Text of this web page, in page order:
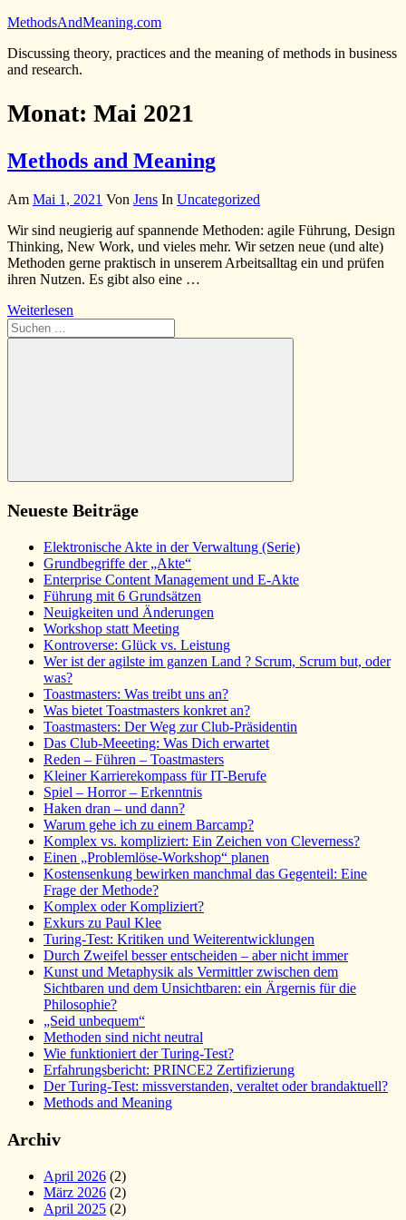
Zum
springen
MethodsAndMeaning.com
Discussing theory, practices and the meaning of methods in business
and research.
Monat: Mai 2021
Methods and Meaning
Am Mai 1, 2021 Von Jens In Uncategorized
Wir sind neugierig auf spannende Methoden: agile Führung, Design
Thinking, New Work, und vieles mehr. Wir setzen neue (und alte)
Methoden gerne praktisch in unserem Arbeitsalltag ein und prüfen
ihren Nutzen. Es gibt also eine …
Weiterlesen
Suchen
nach:
Suchen
Neueste Beiträge
Elektronische Akte in der Verwaltung (Serie)
Grundbegriffe der „Akte“
Enterprise Content Management und E-Akte
Führung mit 6 Grundsätzen
Neuigkeiten und Änderungen
Workshop statt Meeting
Kontroverse: Glück vs. Leistung
Wer ist der agilste im ganzen Land ? Scrum, Scrum but, oder
was?
Toastmasters: Was treibt uns an?
Was bietet Toastmasters konkret an?
Toastmasters: Der Weg zur Club-Präsidentin
Das Club-Meeeting: Was Dich erwartet
Reden – Führen – Toastmasters
Kleiner Karrierekompass für IT-Berufe
Spiel – Horror – Erkenntnis
Haken dran – und dann?
Warum gehe ich zu einem Barcamp?
Komplex vs. kompliziert: Ein Zeichen von Cleverness?
Einen „Problemlöse-Workshop“ planen
Kostensenkung bewirken manchmal das Gegenteil: Eine
Frage der Methode?
Komplex oder Kompliziert?
Exkurs zu Paul Klee
Turing-Test: Kritiken und Weiterentwicklungen
Durch Zweifel besser entscheiden – aber nicht immer
Kunst und Metaphysik als Vermittler zwischen dem
Sichtbaren und dem Unsichtbaren: ein Ärgernis für die
Philosophie?
„Seid unbequem“
Methoden sind nicht neutral
Wie funktioniert der Turing-Test?
Erfahrungsbericht: PRINCE2 Zertifizierung
Der Turing-Test: missverstanden, veraltet oder brandaktuell?
Methods and Meaning
Archiv
April 2026 (2)
März 2026 (2)
April 2025 (2)